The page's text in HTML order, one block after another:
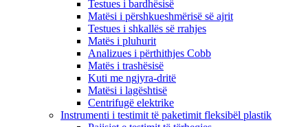
Testues i bardhësisë
Matësi i përshkueshmërisë së ajrit
Testues i shkallës së rrahjes
Matës i pluhurit
Analizues i përthithjes Cobb
Matës i trashësisë
Kuti me ngjyra-dritë
Matësi i lagështisë
Centrifugë elektrike
Instrumenti i testimit të paketimit fleksibël plastik